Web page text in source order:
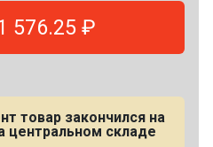
576.25 ₽
товар закончился на
центральном складе